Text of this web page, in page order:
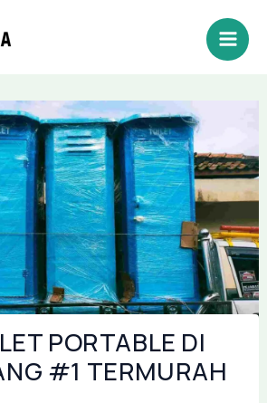
Main
PORTABLE DI
#1 TERMURAH